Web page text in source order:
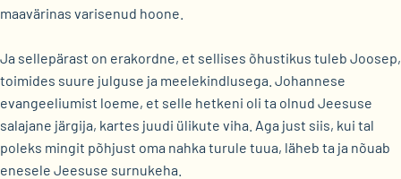
maavärinas varisenud hoone.
Ja sellepärast on erakordne, et sellises õhustikus tuleb Joosep,
toimides suure julguse ja meelekindlusega. Johannese
evangeeliumist loeme, et selle hetkeni oli ta olnud Jeesuse
salajane järgija, kartes juudi ülikute viha. Aga just siis, kui tal
poleks mingit põhjust oma nahka turule tuua, läheb ta ja nõuab
enesele Jeesuse surnukeha.